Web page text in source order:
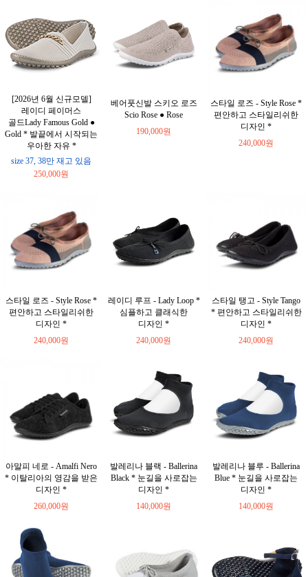
[2026년 6월 신규모델]
레이디 페이머스
골드Lady Famous Gold ●
Gold * 발끝에서 시작되는
우아한 자유 *
size 37, 38만 재고 있음
250,000원
베어풋신발 스키오 로즈
Scio Rose ● Rose
190,000원
스타일 로즈 - Style Rose *
편안하고 스타일리쉬한
디자인 *
240,000원
스타일 로즈 - Style Rose *
편안하고 스타일리쉬한
디자인 *
240,000원
레이디 루프 - Lady Loop *
심플하고 클래식한
디자인 *
240,000원
스타일 탱고 - Style Tango
* 편안하고 스타일리쉬한
디자인 *
240,000원
아말피 네로 - Amalfi Nero
* 이탈리아의 영감을 받은
디자인 *
260,000원
발레리나 블랙 - Ballerina
Black * 눈길을 사로잡는
디자인 *
140,000원
발레리나 블루 - Ballerina
Blue * 눈길을 사로잡는
디자인 *
140,000원